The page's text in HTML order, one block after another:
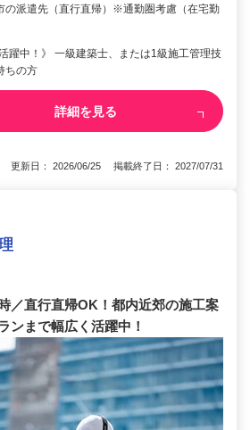
の派遣先（直行直帰）※通勤圏考慮（在宅勤
躍中！》 一級建築士、または1級施工管理技
ちの方
詳細を見る
更新日： 2026/06/25 掲載終了日： 2027/07/31
／直行直帰OK！都内近郊の施工案
ンまで幅広く活躍中！